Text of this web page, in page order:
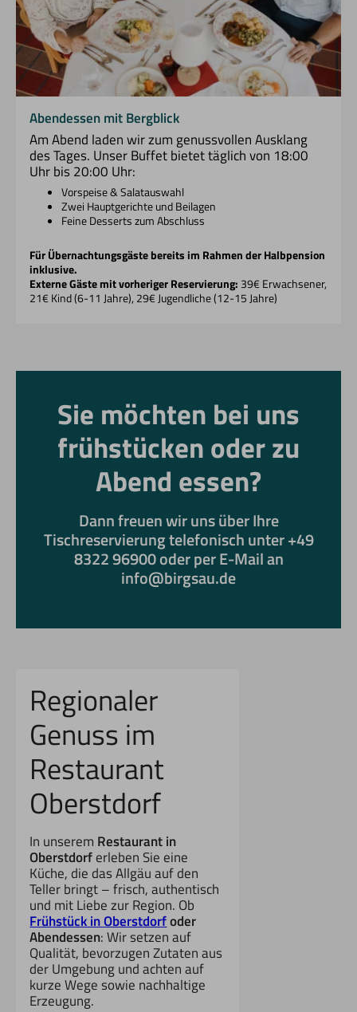
Abendessen mit Bergblick
Am Abend laden wir zum genussvollen Ausklang
des Tages. Unser Buffet bietet täglich von 18:00
Uhr bis 20:00 Uhr:
Vorspeise & Salatauswahl
Zwei Hauptgerichte und Beilagen
Feine Desserts zum Abschluss
Für Übernachtungsgäste bereits im Rahmen der Halbpension
inklusive.
Externe Gäste mit vorheriger Reservierung: 39€ Erwachsener,
21€ Kind (6-11 Jahre), 29€ Jugendliche (12-15 Jahre)
Sie möchten bei uns
frühstücken oder zu
Abend essen?
Dann freuen wir uns über Ihre
Tischreservierung telefonisch unter +49
8322 96900 oder per E-Mail an
info@birgsau.de
Regionaler
Genuss im
Restaurant
Oberstdorf
In unserem Restaurant in
Oberstdorferleben Sie eine
Küche, die das Allgäu auf den
Teller bringt – frisch, authentisch
und mit Liebe zur Region. Ob
Frühstück in Oberstdorfoder
Abendessen: Wir setzen auf
Qualität, bevorzugen Zutaten aus
der Umgebung und achten auf
kurze Wege sowie nachhaltige
Erzeugung.